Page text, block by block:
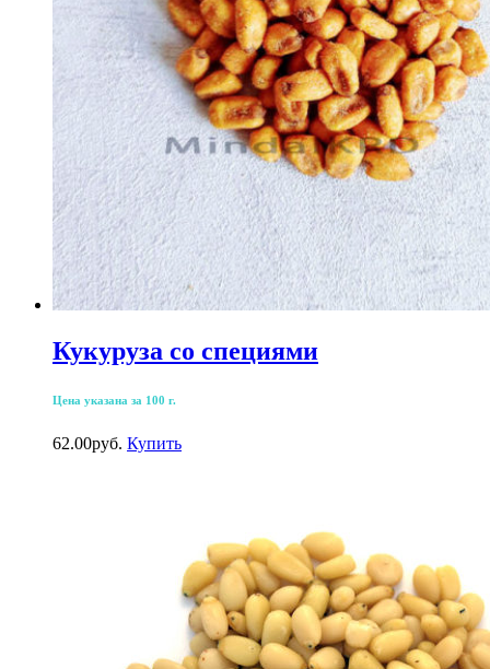
Кукуруза со специями
Цена указана за 100 г.
62.00руб. Купить